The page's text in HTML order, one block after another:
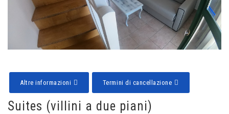
Altre informazioni Termini di cancellazione
Suites (villini a due piani)